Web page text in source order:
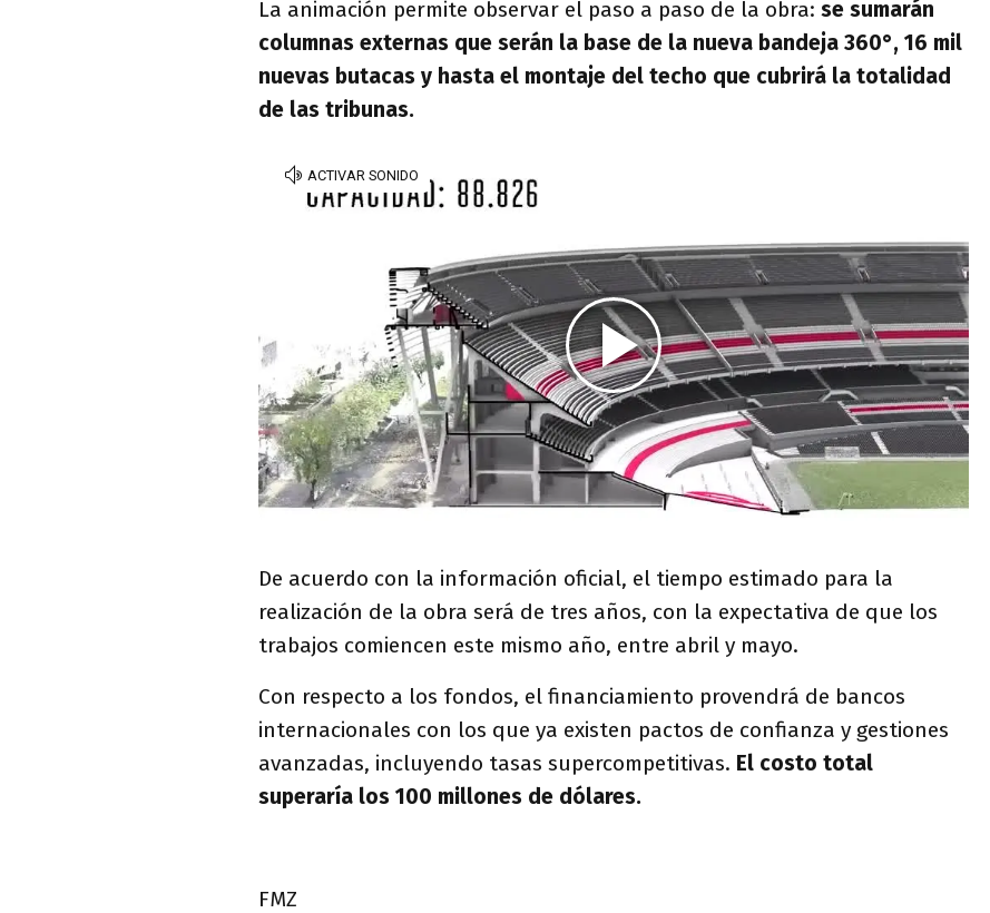
La animación permite observar el paso a paso de la obra: se sumarán
columnas externas que serán la base de la nueva bandeja 360°, 16 mil
nuevas butacas y hasta el montaje del techo que cubrirá la totalidad
de las tribunas.
De acuerdo con la información oficial, el tiempo estimado para la
realización de la obra será de tres años, con la expectativa de que los
trabajos comiencen este mismo año, entre abril y mayo.
Con respecto a los fondos, el financiamiento provendrá de bancos
internacionales con los que ya existen pactos de confianza y gestiones
avanzadas, incluyendo tasas supercompetitivas. El costo total
superaría los 100 millones de dólares.
FMZ